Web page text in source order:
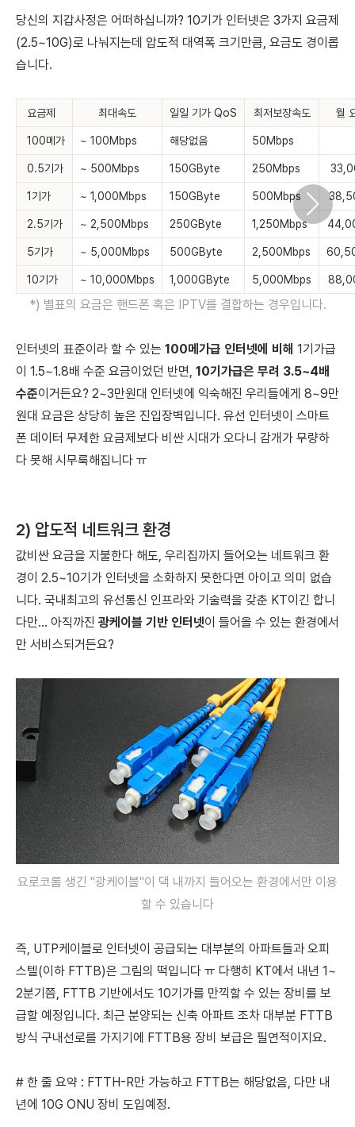
당신의 지갑사정은 어떠하십니까? 10기가 인터넷은 3가지 요금제
(2.5~10G)로 나눠지는데 압도적 대역폭 크기만큼, 요금도 경이롭
습니다.
요금제 최대속도 일일 기가 QoS 최저보장속도 월
100메가 ~ 100Mbps 해당없음 50Mbps
0.5기가 ~ 500Mbps 150GByte 250Mbps
1기가 ~ 1,000Mbps 150GByte 500Mbps
2.5기가 ~ 2,500Mbps 250GByte 1,250Mbps
5기가 ~ 5,000Mbps 500GByte 2,500Mbps
10기가 ~ 10,000Mbps 1,000GByte 5,000Mbps
*) 별표의 요금은 핸드폰 혹은 IPTV를 결합하는 경우입니다.
인터넷의 표준이라 할 수 있는 100메가급 인터넷에 비해 1기가급
이 1.5~1.8배 수준 요금이었던 반면, 10기가급은 무려 3.5~4배
수준이거든요? 2~3만원대 인터넷에 익숙해진 우리들에게 8~9만
원대 요금은 상당히 높은 진입장벽입니다. 유선 인터넷이 스마트
폰 데이터 무제한 요금제보다 비싼 시대가 오다니 감개가 무량하
다 못해 시무룩해집니다 ㅠ
2) 압도적 네트워크 환경
값비싼 요금을 지불한다 해도, 우리집까지 들어오는 네트워크 환
경이 2.5~10기가 인터넷을 소화하지 못한다면 아이고 의미 없습
니다. 국내최고의 유선통신 인프라와 기술력을 갖춘 KT이긴 합니
다만... 아직까진 광케이블 기반 인터넷이 들어올 수 있는 환경에서
만 서비스되거든요?
요로코롬 생긴 "광케이블"이 댁 내까지 들어오는 환경에서만 이용
할 수 있습니다
즉, UTP케이블로 인터넷이 공급되는 대부분의 아파트들과 오피
스텔(이하 FTTB)은 그림의 떡입니다 ㅠ 다행히 KT에서 내년 1~
2분기쯤, FTTB 기반에서도 10기가를 만끽할 수 있는 장비를 보
급할 예정입니다. 최근 분양되는 신축 아파트 조차 대부분 FTTB
방식 구내선로를 가지기에 FTTB용 장비 보급은 필연적이지요.
# 한 줄 요약 : FTTH-R만 가능하고 FTTB는 해당없음, 다만 내
년에 10G ONU 장비 도입예정.